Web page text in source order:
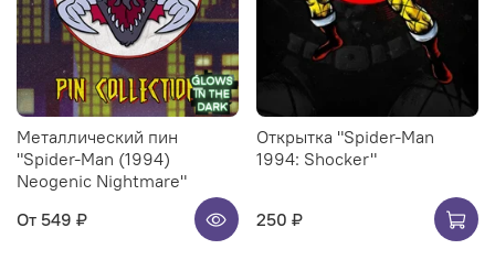
Металлический пин
"Spider-Man (1994)
Neogenic Nightmare"
От 549 ₽
Открытка "Spider-Man
1994: Shocker"
250 ₽